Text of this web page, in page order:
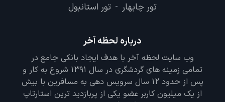
تور چابهار - تور استانبول
درباره لحظه آخر
وب سایت لحظه آخر با هدف ایجاد بانکی جامع در
تمامی زمینه های گردشگری در سال 1391 شروع به کار و
پس از حدود 12 سال سرویس دهی به مسافرین با بیش
از یک میلیون کاربر عضو یکی از پربازدید ترین استارتاپ